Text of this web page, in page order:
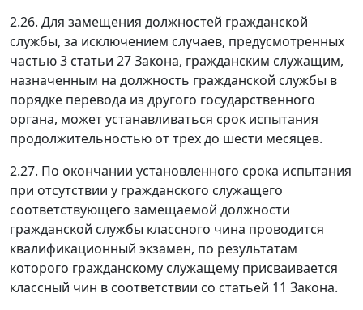
2.26. Для замещения должностей гражданской
службы, за исключением случаев, предусмотренных
частью 3 статьи 27 Закона, гражданским служащим,
назначенным на должность гражданской службы в
порядке перевода из другого государственного
органа, может устанавливаться срок испытания
продолжительностью от трех до шести месяцев.
2.27. По окончании установленного срока испытания
при отсутствии у гражданского служащего
соответствующего замещаемой должности
гражданской службы классного чина проводится
квалификационный экзамен, по результатам
которого гражданскому служащему присваивается
классный чин в соответствии со статьей 11 Закона.